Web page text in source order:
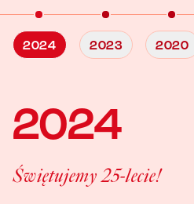
2024 2023 2020
2024
Świętujemy 25-lecie!